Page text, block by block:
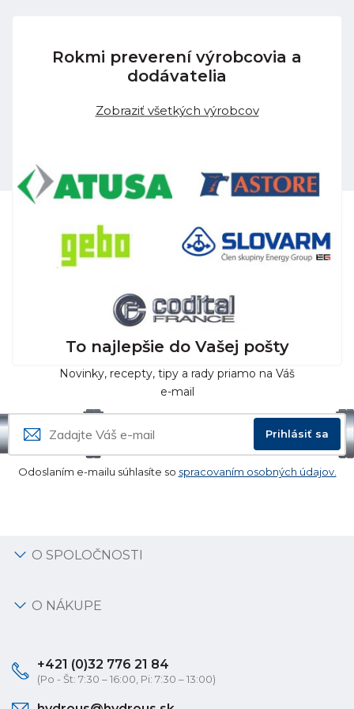
Rokmi preverení výrobcovia a
dodávatelia
Zobraziť všetkých výrobcov
To najlepšie do Vašej pošty
Novinky, recepty, tipy a rady priamo na Váš
e-mail
Prihlásiť sa
Odoslaním e-mailu súhlasíte so spracovaním osobných údajov.
O SPOLOČNOSTI
O NÁKUPE
+421 (0)32 776 21 84
(Po - Št: 7:30 – 16:00, Pi: 7:30 – 13:00)